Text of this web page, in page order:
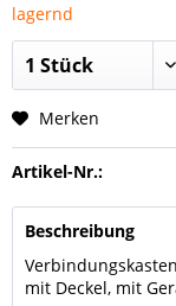
lagernd
Merken
Artikel-Nr.:
Beschreibung
mit Deckel, mit